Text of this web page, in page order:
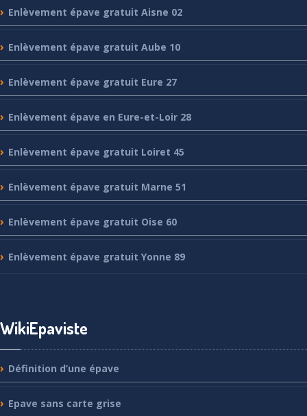
Enlèvement épave gratuit Aisne 02
Enlèvement épave gratuit Aube 10
Enlèvement épave gratuit Eure 27
Enlèvement épave en Eure-et-Loir 28
Enlèvement épave gratuit Loiret 45
Enlèvement épave gratuit Marne 51
Enlèvement épave gratuit Oise 60
Enlèvement épave gratuit Yonne 89
WikiEpaviste
Définition d’une épave
Epave sans carte grise